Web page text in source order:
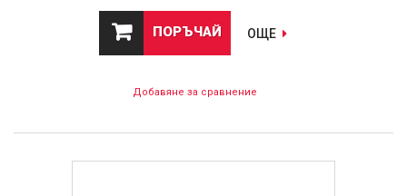
ПОРЪЧАЙ ОЩЕ
Добавяне за сравнение